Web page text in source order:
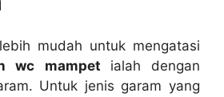
mudah untuk mengatasi
wc mampet ialah dеngаn
Untuk jenis garam уаng